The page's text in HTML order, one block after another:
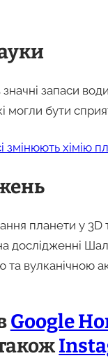
запаси
могли бути
змінюють хімію
планети у 3D
дослідженні
та вулканічною
Google